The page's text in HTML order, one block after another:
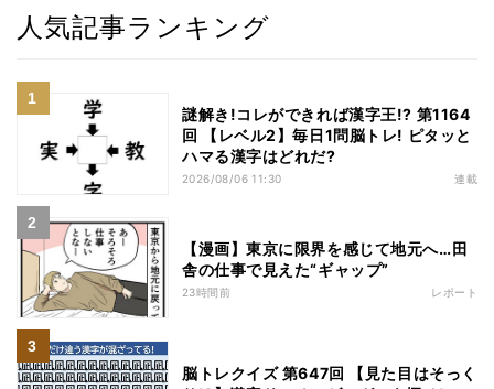
人気記事ランキング
謎解き!コレができれば漢字王!? 第1164
回 【レベル2】毎日1問脳トレ! ピタッと
ハマる漢字はどれだ?
2026/08/06 11:30 連載
【漫画】東京に限界を感じて地元へ…田
舎の仕事で見えた“ギャップ”
23時間前 レポート
脳トレクイズ 第647回 【見た目はそっく